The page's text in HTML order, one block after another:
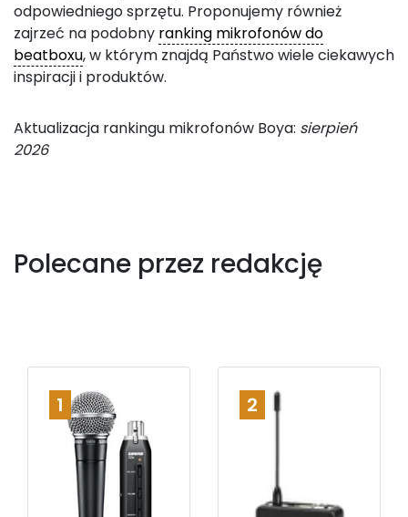
odpowiedniego sprzętu. Proponujemy również
zajrzeć na podobny ranking mikrofonów do
beatboxu, w którym znajdą Państwo wiele ciekawych
inspiracji i produktów.
Aktualizacja rankingu mikrofonów Boya: sierpień
2026
Polecane przez redakcję
1 2